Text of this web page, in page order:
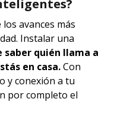
avances más
Instalar una
quién llama a
en casa.Con
y conexión a tu
por completo el